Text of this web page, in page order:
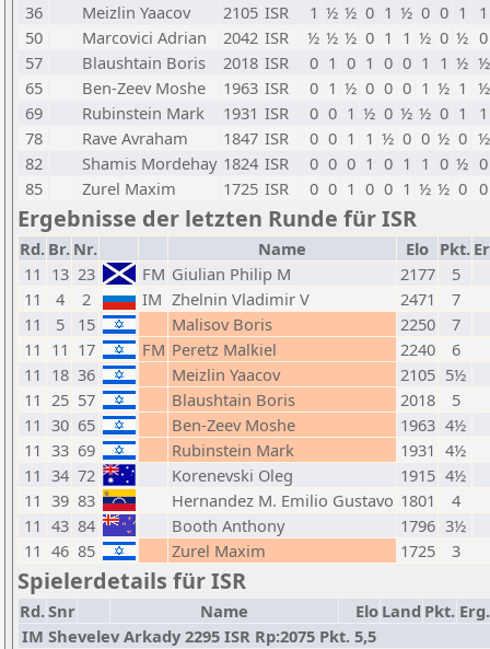
36
Meizlin Yaacov 2105 ISR 1 ½ ½ 0 1 ½ 0 0 1
1
50
Marcovici Adrian 2042 ISR ½ ½ ½ 0 1 1 ½ 0 ½ 0
57
Blaushtain Boris 2018 ISR 0 1 0 1 0 0 1 1 ½ ½
65
Ben-Zeev Moshe 1963 ISR 0 1 ½ 0 0 0 1 ½ 1 ½
69
Rubinstein Mark 1931 ISR 0 0 1 ½ 0 ½ ½ 0 1
1
78
Rave Avraham 1847 ISR 0 0 1 1 ½ 0 0 ½ 0 ½
82
Shamis Mordehay 1824 ISR 0 0 0 1 0 1 1 0 ½ 0
85
Zurel Maxim 1725 ISR 0 0 1 0 0 1 ½ ½ 0 0
Ergebnisse der letzten Runde für ISR
Rd. Br. Nr. Name Elo Pkt.
11 13 23 FM Giulian Philip M 2177 5
11
4 2 IM Zhelnin Vladimir V 2471 7
11
5 15 Malisov Boris 2250
7
11 11 17 FM Peretz Malkiel 2240
6
11 18 36 Meizlin Yaacov 2105 5½
11 25 57 Blaushtain Boris 2018 5
11 30 65 Ben-Zeev Moshe 1963 4½
11 33 69 Rubinstein Mark 1931 4½
11 34 72 Korenevski Oleg 1915 4½
11 39 83 Hernandez M. Emilio Gustavo 1801
4
11 43 84 Booth Anthony 1796 3½
11 46 85 Zurel Maxim 1725 3
Spielerdetails für ISR
Rd.Snr Name Elo Land Pkt. Erg.
IM Shevelev Arkady 2295 ISR Rp:2075 Pkt. 5,5